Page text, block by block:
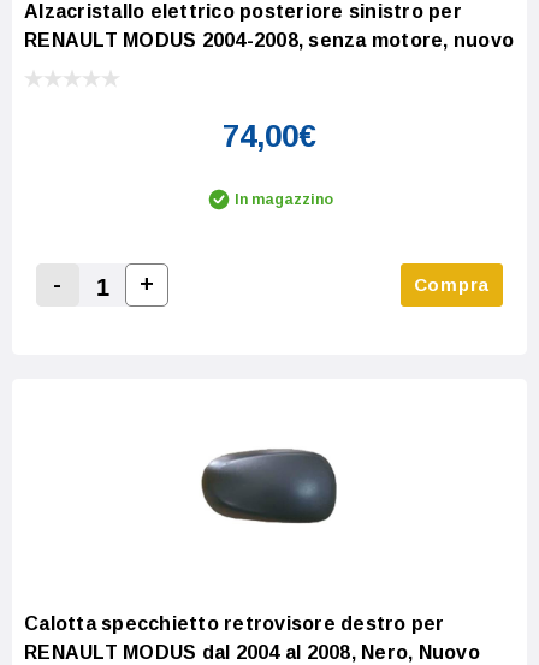
Alzacristallo elettrico posteriore sinistro per
RENAULT MODUS 2004-2008, senza motore, nuovo
74,00€
In magazzino
Decrease Quantity:
-
Increase Quantity:
+ Compra
Calotta specchietto retrovisore destro per
RENAULT MODUS dal 2004 al 2008, Nero, Nuovo